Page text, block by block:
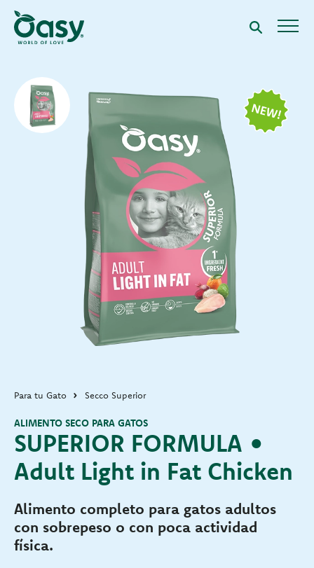
Para tu Gato Secco Superior
SUPERIOR FORMULA •
Adult Light in Fat Chicken
ALIMENTO SECO PARA GATOS
Alimento completo para gatos adultos
con sobrepeso o con poca actividad
física.